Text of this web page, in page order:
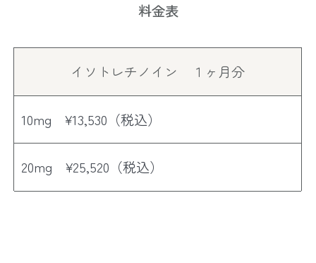
料金表
イソトレチノイン １ヶ月分
10mg ¥13,530（税込）
20mg ¥25,520（税込）